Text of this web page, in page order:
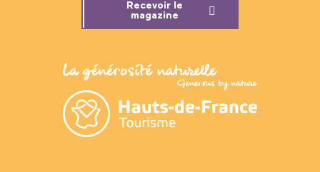
Recevoir le
magazine